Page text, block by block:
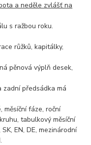
a neděle zvlášť na
s ražbou roku.
růžků, kapitálky,
pěnová výplň desek,
zadní předsádka má
měsíční fáze, roční
tabulkový měsíční
EN, DE, mezinárodní